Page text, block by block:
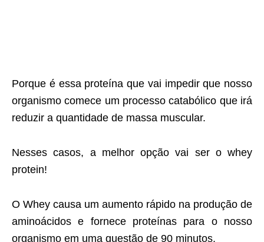
Porque é essa proteína que vai impedir que nosso
organismo comece um processo catabólico que irá
reduzir a quantidade de massa muscular.
Nesses casos, a melhor opção vai ser o whey
protein!
O Whey causa um aumento rápido na produção de
aminoácidos e fornece proteínas para o nosso
organismo em uma questão de 90 minutos.